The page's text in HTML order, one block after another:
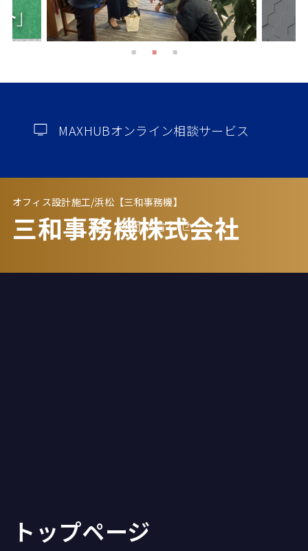
MAXHUBオンライン相談サービス
お問い合わせ
オフィス設計施工/浜松【三和事務機】
三和事務機株式会社
トップページ